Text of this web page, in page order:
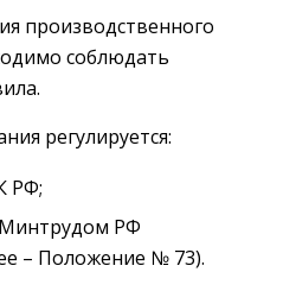
про­из­вод­ствен­но­го
со­блю­дать
ре­гу­ли­ру­ет­ся:
РФ;
РФ
– По­ло­же­ние № 73).